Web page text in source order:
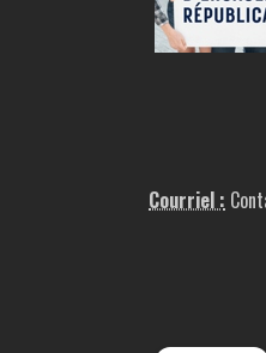
Courriel :